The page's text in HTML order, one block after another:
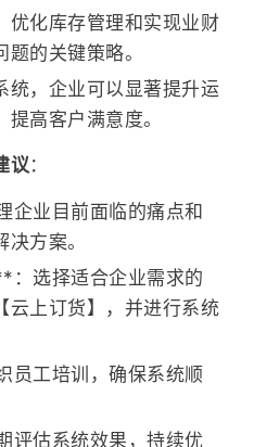
优化库存管理和实现业财
的关键策略。
统，企业可以显著提升运
高客户满意度。
议：
业目前面临的痛点和
方案。
选择适合企业需求的
云上订货】，并进行系统
员工培训，确保系统顺
评估系统效果，持续优